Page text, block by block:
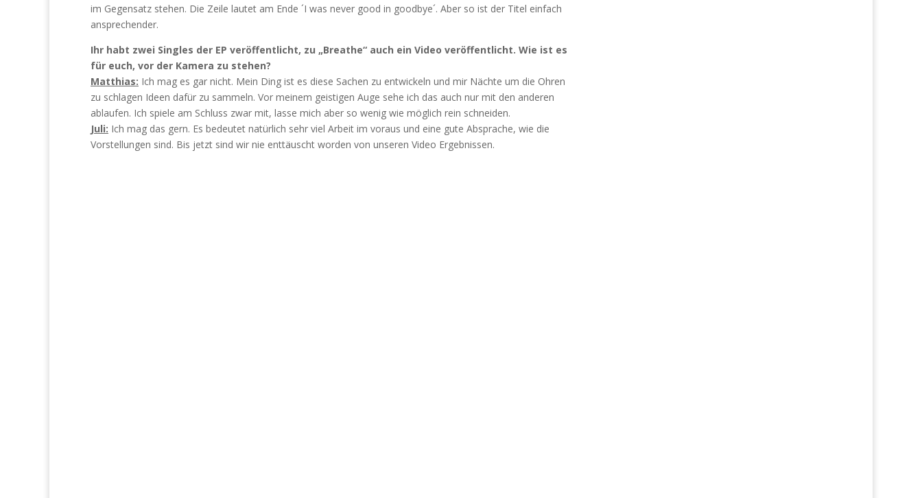
im Gegensatz stehen. Die Zeile lautet am Ende ´I was never good in goodbye´. Aber so ist der Titel einfach
ansprechender.
Ihr habt zwei Singles der EP veröffentlicht, zu „Breathe“ auch ein Video veröffentlicht. Wie ist es
für euch, vor der Kamera zu stehen?
Matthias: Ich mag es gar nicht. Mein Ding ist es diese Sachen zu entwickeln und mir Nächte um die Ohren
zu schlagen Ideen dafür zu sammeln. Vor meinem geistigen Auge sehe ich das auch nur mit den anderen
ablaufen. Ich spiele am Schluss zwar mit, lasse mich aber so wenig wie möglich rein schneiden.
Juli: Ich mag das gern. Es bedeutet natürlich sehr viel Arbeit im voraus und eine gute Absprache, wie die
Vorstellungen sind. Bis jetzt sind wir nie enttäuscht worden von unseren Video Ergebnissen.